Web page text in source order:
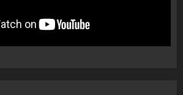
“bosen” Joana Nano për
abuzim me fondet publike dhe
pasuri të pajustifikuar